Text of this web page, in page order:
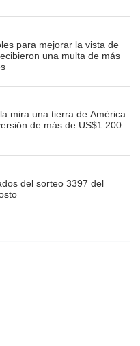
para mejorar la vista de
una multa de más
mira una tierra de América
de más de US$1.200
del sorteo 3397 del